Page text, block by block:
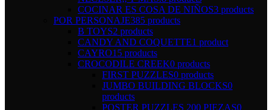
COCINAR ES COSA DE NIÑOS3 products
POR PERSONAJE385 products
B TOYS2 products
CANDY AND COQUETTE1 product
CAYRO15 products
CROCODILE CREEK0 products
FIRST PUZZLES0 products
JUMBO BUILDING BLOCKS0
products
POSTER PUZZLES 200 PIEZAS0